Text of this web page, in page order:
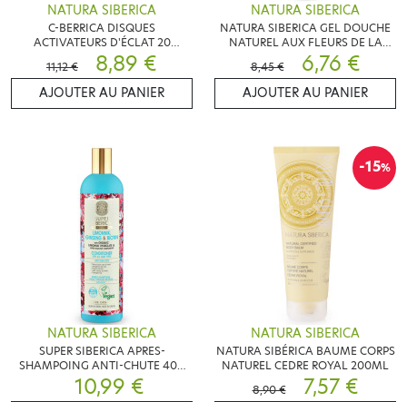
NATURA SIBERICA
C-BERRICA DISQUES
ACTIVATEURS D'ÉCLAT 20
DISQUES
11,12 € 8,89 €
AJOUTER AU PANIER
NATURA SIBERICA
NATURA SIBERICA GEL DOUCHE
NATUREL AUX FLEURS DE LA
TOUNDRA 400ML
8,45 € 6,76 €
AJOUTER AU PANIER
NATURA SIBERICA
SUPER SIBERICA APRES-
SHAMPOING ANTI-CHUTE 400
ML
10,99 €
-15%
NATURA SIBERICA
NATURA SIBÉRICA BAUME CORPS
NATUREL CEDRE ROYAL 200ML
8,90 €
7,57 €